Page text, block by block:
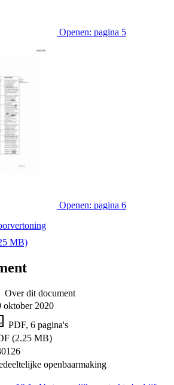
Openen: pagina 5
Openen: pagina 6
MB)
Over dit document
oktober 2020
PDF, 6 pagina's
(2.25 MB)
openbaarmaking